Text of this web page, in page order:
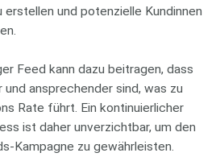
erstellen und potenzielle Kundinnen
Feed kann dazu beitragen, dass
und ansprechender sind, was zu
Rate führt. Ein kontinuierlicher
ist daher unverzichtbar, um den
Kampagne zu gewährleisten.